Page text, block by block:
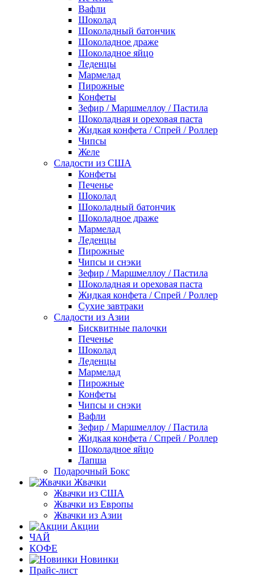
Вафли
Шоколад
Шоколадный батончик
Шоколадное драже
Шоколадное яйцо
Леденцы
Мармелад
Пирожные
Конфеты
Зефир / Маршмеллоу / Пастила
Шоколадная и ореховая паста
Жидкая конфета / Спрей / Роллер
Чипсы
Желе
Сладости из США
Конфеты
Печенье
Шоколад
Шоколадный батончик
Шоколадное драже
Мармелад
Леденцы
Пирожные
Чипсы и снэки
Зефир / Маршмеллоу / Пастила
Шоколадная и ореховая паста
Жидкая конфета / Спрей / Роллер
Сухие завтраки
Сладости из Азии
Бисквитные палочки
Печенье
Шоколад
Леденцы
Мармелад
Пирожные
Конфеты
Чипсы и снэки
Вафли
Зефир / Маршмеллоу / Пастила
Жидкая конфета / Спрей / Роллер
Шоколадное яйцо
Лапша
Подарочный Бокс
Жвачки
Жвачки из США
Жвачки из Европы
Жвачки из Азии
Акции
ЧАЙ
КОФЕ
Новинки
Прайс-лист